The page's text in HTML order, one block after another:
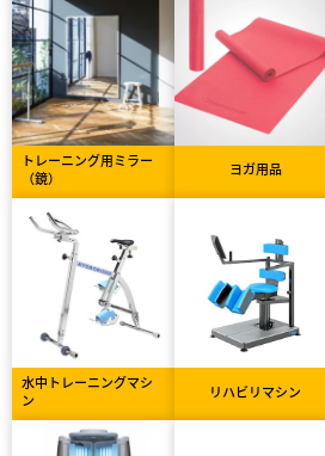
トレーニング用ミラー
（鏡）
ヨガ用品
水中トレーニングマシ
ン
リハビリマシン